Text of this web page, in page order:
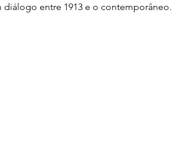
entre 1913 e o contemporâneo.